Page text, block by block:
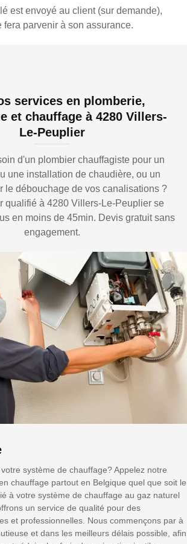
est envoyé au client (sur demande),
fera parvenir à son assurance.
services en plomberie,
et chauffage à 4280 Villers-
Le-Peuplier
d'un plombier chauffagiste pour un
une installation de chaudière, ou un
le débouchage de vos canalisations ?
qualifié à 4280 Villers-Le-Peuplier se
en moins de 45min. Devis gratuit sans
engagement.
système de chauffage? Appelez notre
chauffage partout en Belgique quel que soit le
à votre système de chauffage au gaz naturel
un service de qualité pour des
et professionnelles. Nous commençons par à
et dans les meilleurs délais possible, afin